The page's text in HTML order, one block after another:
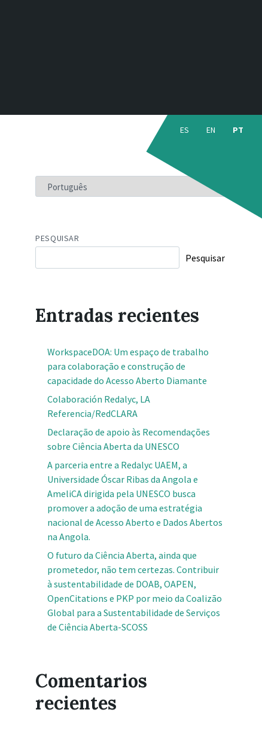
Choose
language:
ES EN PT
ESCOLHA
PESQUISAR
Pesquisar
Entradas recientes
WorkspaceDOA: Um espaço de trabalho
para colaboração e construção de
capacidade do Acesso Aberto Diamante
Colaboración Redalyc, LA
Referencia/RedCLARA
Declaração de apoio às Recomendações
sobre Ciência Aberta da UNESCO
A parceria entre a Redalyc UAEM, a
Universidade Óscar Ribas da Angola e
AmeliCA dirigida pela UNESCO busca
promover a adoção de uma estratégia
nacional de Acesso Aberto e Dados Abertos
na Angola.
O futuro da Ciência Aberta, ainda que
prometedor, não tem certezas. Contribuir
à sustentabilidade de DOAB, OAPEN,
OpenCitations e PKP por meio da Coalizão
Global para a Sustentabilidade de Serviços
de Ciência Aberta-SCOSS
Comentarios
recientes